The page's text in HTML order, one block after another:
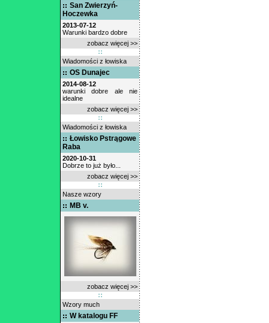
San Zwierzyń-
Hoczewka
2013-07-12
Warunki bardzo dobre
zobacz więcej >>
Wiadomości z łowiska
OS Dunajec
2014-08-12
warunki dobre ale nie
idealne
zobacz więcej >>
Wiadomości z łowiska
Łowisko Pstrągowe
Raba
2020-10-31
Dobrze to już było...
zobacz więcej >>
Nasze wzory
MB v.
zobacz więcej >>
Wzory much
W katalogu FF